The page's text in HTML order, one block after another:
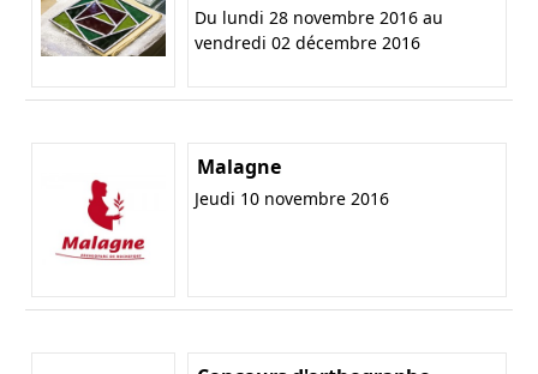
Du lundi 28 novembre 2016 au
vendredi 02 décembre 2016
Malagne
Jeudi 10 novembre 2016